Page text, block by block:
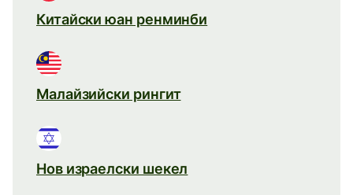
Китайски юан ренминби
Малайзийски рингит
Нов израелски шекел